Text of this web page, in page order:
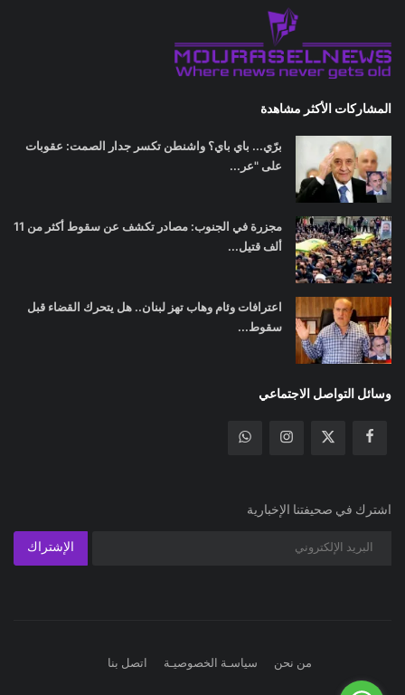
المشاركات الأكثر مشاهدة
برّي... باي باي؟ واشنطن تكسر جدار الصمت: عقوبات
على "عر...
مجزرة في الجنوب: مصادر تكشف عن سقوط أكثر من 11
ألف قتيل...
اعترافات وئام وهاب تهز لبنان.. هل يتحرك القضاء قبل
سقوط...
وسائل التواصل الاجتماعي
اشترك في صحيفتنا الإخبارية
الإشتراك
من نحن سياسـة الخصوصيـة اتصل بنا